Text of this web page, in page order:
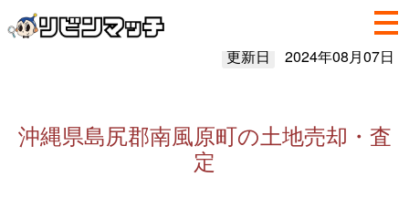
更新日 2024年08月07日
沖縄県島尻郡南風原町の土地売却・査
定